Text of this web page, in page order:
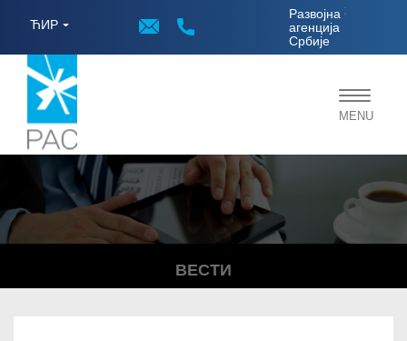
ЋИР
Развојна
агенција
Србије
;
Toggle
MENU
ВЕСТИ